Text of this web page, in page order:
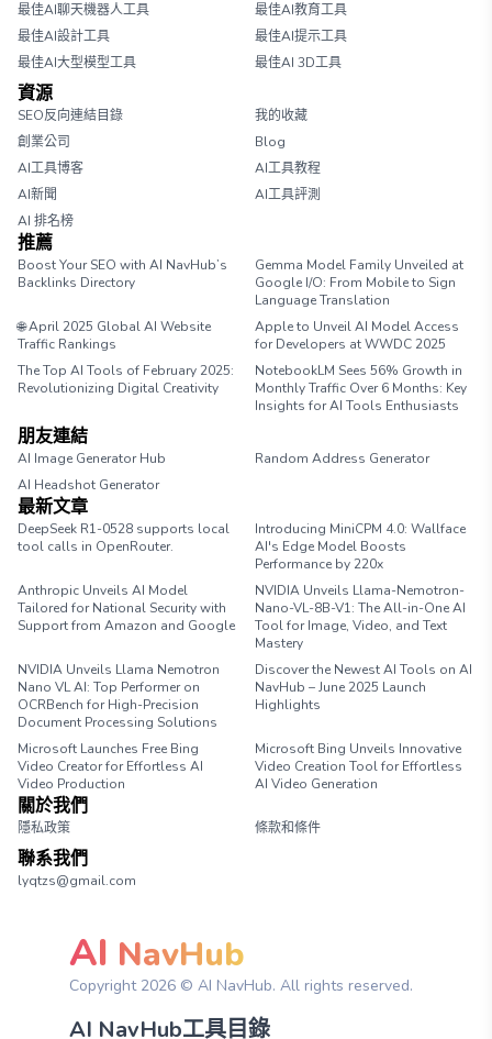
最佳AI聊天機器人工具
最佳AI教育工具
最佳AI設計工具
最佳AI提示工具
最佳AI大型模型工具
最佳AI 3D工具
資源
SEO反向連結目錄
我的收藏
創業公司
Blog
AI工具博客
AI工具教程
AI新聞
AI工具評測
AI 排名榜
推薦
Boost Your SEO with AI NavHub’s
Backlinks Directory
Gemma Model Family Unveiled at
Google I/O: From Mobile to Sign
Language Translation
🌐 April 2025 Global AI Website
Traffic Rankings
Apple to Unveil AI Model Access
for Developers at WWDC 2025
The Top AI Tools of February 2025:
Revolutionizing Digital Creativity
NotebookLM Sees 56% Growth in
Monthly Traffic Over 6 Months: Key
Insights for AI Tools Enthusiasts
朋友連結
AI Image Generator Hub
Random Address Generator
AI Headshot Generator
最新文章
DeepSeek R1-0528 supports local
tool calls in OpenRouter.
Introducing MiniCPM 4.0: Wallface
AI's Edge Model Boosts
Performance by 220x
Anthropic Unveils AI Model
Tailored for National Security with
Support from Amazon and Google
NVIDIA Unveils Llama-Nemotron-
Nano-VL-8B-V1: The All-in-One AI
Tool for Image, Video, and Text
Mastery
NVIDIA Unveils Llama Nemotron
Nano VL AI: Top Performer on
OCRBench for High-Precision
Document Processing Solutions
Discover the Newest AI Tools on AI
NavHub – June 2025 Launch
Highlights
Microsoft Launches Free Bing
Video Creator for Effortless AI
Video Production
Microsoft Bing Unveils Innovative
Video Creation Tool for Effortless
AI Video Generation
關於我們
隱私政策 條款和條件
聯系我們
lyqtzs@gmail.com
AI NavHub
Copyright 2026© AI NavHub. All rights reserved.
AI NavHub工具目錄